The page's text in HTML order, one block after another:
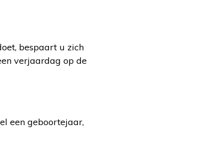
bespaart u zich
verjaardag op de
een geboortejaar,